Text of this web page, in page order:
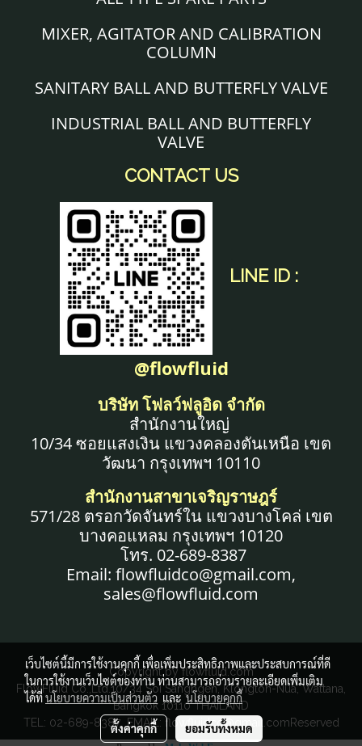
MIXER, AGITATOR AND CALIBRATION
COLUMN
SANITARY BALL AND BUTTERFLY VALVE
INDUSTRIAL BALL AND BUTTERFLY
VALVE
CONTACT US
LINE ID :
@flowfluid
บริษัท โฟลว์ฟลูอิด จำกัด
สำนักงานใหญ่
10/34 ซอยแสงเงิน แขวงคลองตันเหนือ เขต
วัฒนา กรุงเทพฯ 10110
สำนักงานสาขาเจริญราษฎร์
571/28 ตรอกวัดจันทร์ใน แขวงบางโคล่ เขต
บางคอแหลม กรุงเทพฯ 10120
โทร. 02-689-8387
Email: flowfluidco@gmail.com,
sales@flowfluid.com
Copyright by flowfluid.com
FlowFluid Co.,Ltd.10/34 Soi Sangngen, Klongton-Nua, Wattana,
Bangkok 10110 THAILAND
TEL: 02-689-8387 EMAIL: flowfluidco@gmail.comReserved
เว็บไซต์นี้มีการใช้งานคุกกี้ เพื่อเพิ่มประสิทธิภาพและประสบการณ์ที่ดี
ในการใช้งานเว็บไซต์ของท่าน ท่านสามารถอ่านรายละเอียดเพิ่มเติม
ได้ที่นโยบายความเป็นส่วนตัว และนโยบายคุกกี้
ตั้งค่าคุกกี้ ยอมรับทั้งหมด